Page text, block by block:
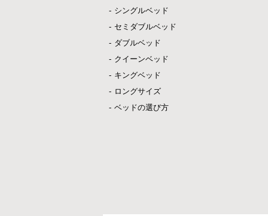
シングルベッド
セミダブルベッド
ダブルベッド
クイーンベッド
キングベッド
ロングサイズ
ベッドの選び方